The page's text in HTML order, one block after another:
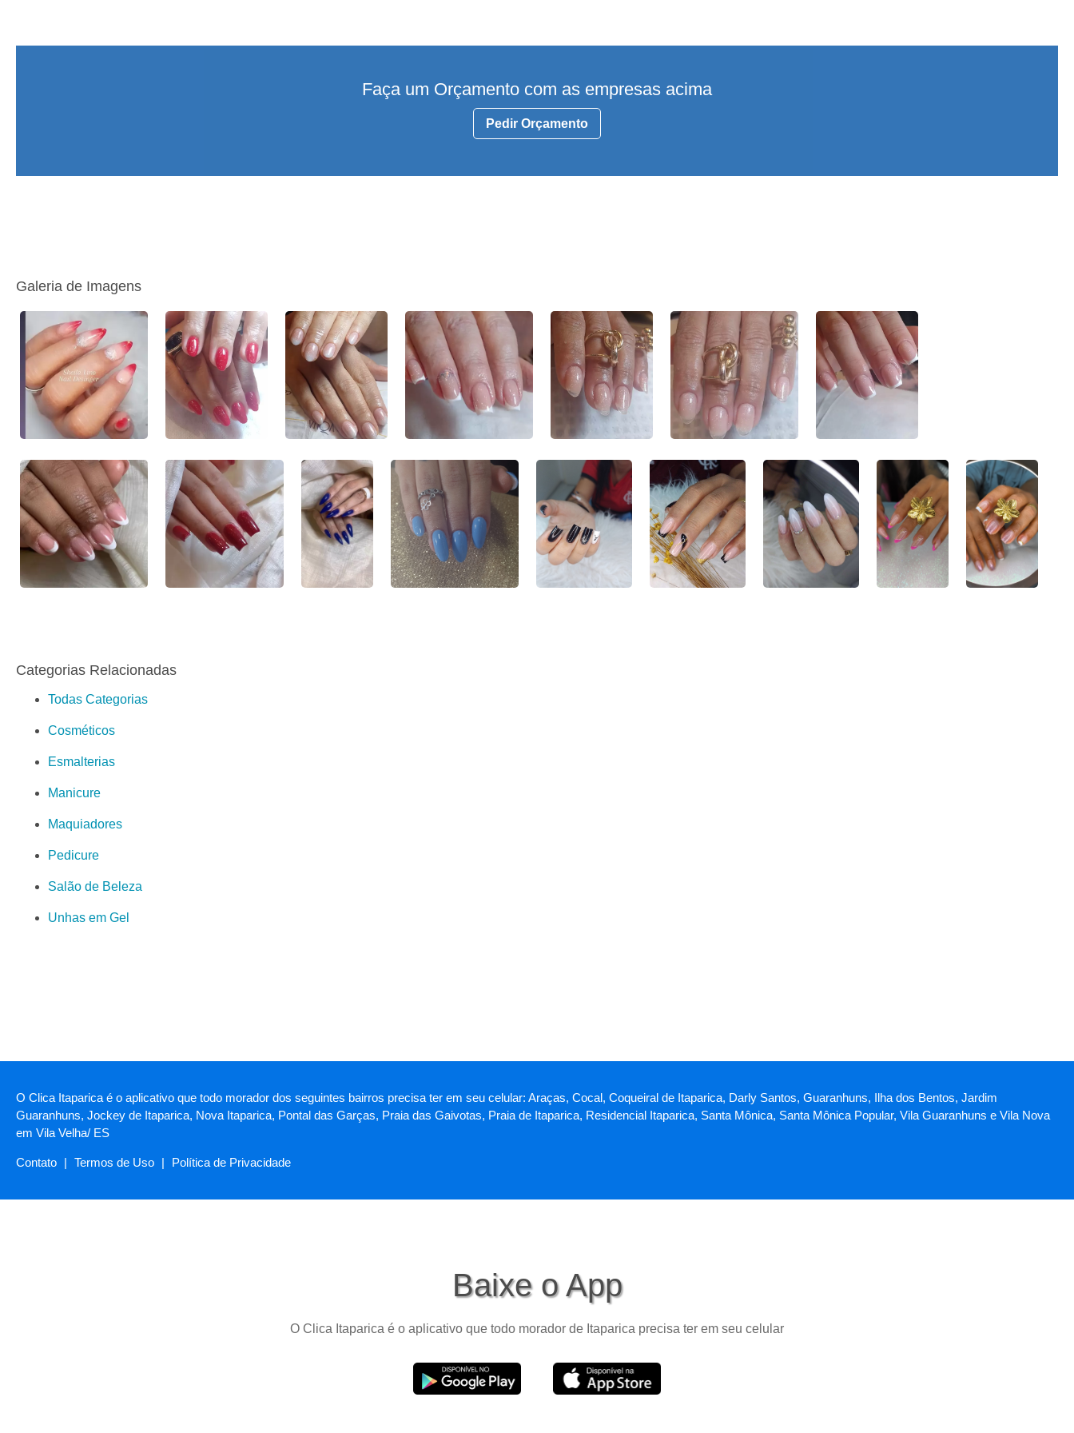
Faça um Orçamento com as empresas acima
Pedir Orçamento
Galeria de Imagens
Categorias Relacionadas
Todas Categorias
Cosméticos
Esmalterias
Manicure
Maquiadores
Pedicure
Salão de Beleza
Unhas em Gel
O Clica Itaparica é o aplicativo que todo morador dos seguintes bairros precisa ter em seu celular: Araças, Cocal, Coqueiral de Itaparica, Darly Santos, Guaranhuns, Ilha dos Bentos, Jardim
Guaranhuns, Jockey de Itaparica, Nova Itaparica, Pontal das Garças, Praia das Gaivotas, Praia de Itaparica, Residencial Itaparica, Santa Mônica, Santa Mônica Popular, Vila Guaranhuns e Vila Nova
em Vila Velha/ ES
Contato | Termos de Uso | Política de Privacidade
Baixe o App
O Clica Itaparica é o aplicativo que todo morador de Itaparica precisa ter em seu celular